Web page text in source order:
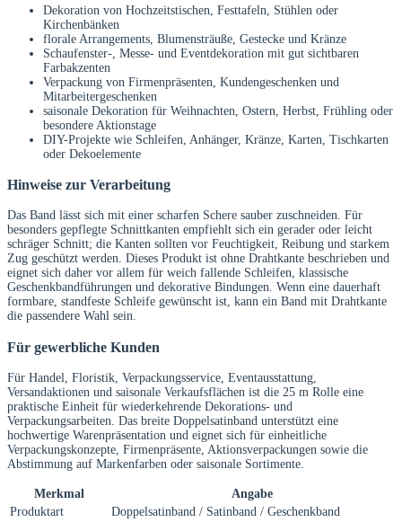
Dekoration von Hochzeitstischen, Festtafeln, Stühlen oder
Kirchenbänken
florale Arrangements, Blumensträuße, Gestecke und Kränze
Schaufenster-, Messe- und Eventdekoration mit gut sichtbaren
Farbakzenten
Verpackung von Firmenpräsenten, Kundengeschenken und
Mitarbeitergeschenken
saisonale Dekoration für Weihnachten, Ostern, Herbst, Frühling oder
besondere Aktionstage
DIY-Projekte wie Schleifen, Anhänger, Kränze, Karten, Tischkarten
oder Dekoelemente
Hinweise zur Verarbeitung
Das Band lässt sich mit einer scharfen Schere sauber zuschneiden. Für
besonders gepflegte Schnittkanten empfiehlt sich ein gerader oder leicht
schräger Schnitt; die Kanten sollten vor Feuchtigkeit, Reibung und starkem
Zug geschützt werden. Dieses Produkt ist ohne Drahtkante beschrieben und
eignet sich daher vor allem für weich fallende Schleifen, klassische
Geschenkbandführungen und dekorative Bindungen. Wenn eine dauerhaft
formbare, standfeste Schleife gewünscht ist, kann ein Band mit Drahtkante
die passendere Wahl sein.
Für gewerbliche Kunden
Für Handel, Floristik, Verpackungsservice, Eventausstattung,
Versandaktionen und saisonale Verkaufsflächen ist die 25 m Rolle eine
praktische Einheit für wiederkehrende Dekorations- und
Verpackungsarbeiten. Das breite Doppelsatinband unterstützt eine
hochwertige Warenpräsentation und eignet sich für einheitliche
Verpackungskonzepte, Firmenpräsente, Aktionsverpackungen sowie die
Abstimmung auf Markenfarben oder saisonale Sortimente.
Merkmal
Angabe
Produktart
Doppelsatinband / Satinband / Geschenkband